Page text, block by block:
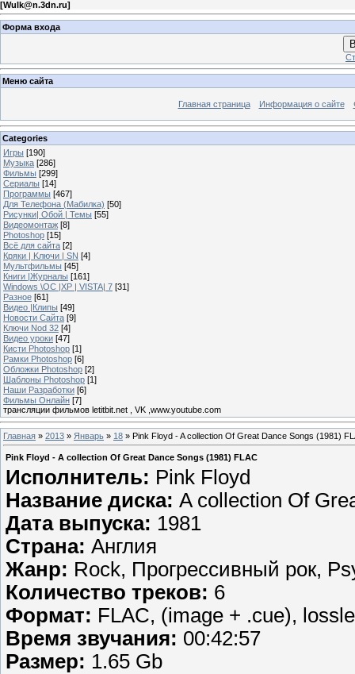
[Wulk@n.3dn.ru]
Форма входа
Меню сайта
Главная страница Информация о сайте
Categories
Игры [190]
Музыка [286]
Фильмы [299]
Сериалы [14]
Программы [467]
Для Телефона (Мабилка) [50]
Рисунки| Обой | Темы [55]
Видеомонтаж [8]
Photoshop [15]
Всё для сайта [2]
Кряки | Kлючи | SN [4]
Мультфильмы [45]
Книги |Журналы [161]
Windows \OC |XP | VISTA| 7 [31]
Разное [61]
Видео |Клипы [49]
Новости Сайта [9]
Ключи Nod 32 [4]
Видео уроки [47]
Кисти Photoshop [1]
Рамки Photoshop [6]
Обложки Photoshop [2]
Шаблоны Photoshop [1]
Наши Разработки [6]
Фильмы Онлайн [7]
трансляции фильмов letitbit.net , VK ,www.youtube.com
Главная » 2013 » Январь » 18 » Pink Floyd - A collection Of Great Dance Songs (1981)
Pink Floyd - A collection Of Great Dance Songs (1981) FLAC
Исполнитель: Pink Floyd
Название диска: A collection Of
Дата выпуска: 1981
Страна: Англия
Жанр: Rock, Прогрессивный рок,
Количество треков: 6
Формат: FLAC, (image + .cue),
Время звучания: 00:42:57
Размер: 1.65 Gb